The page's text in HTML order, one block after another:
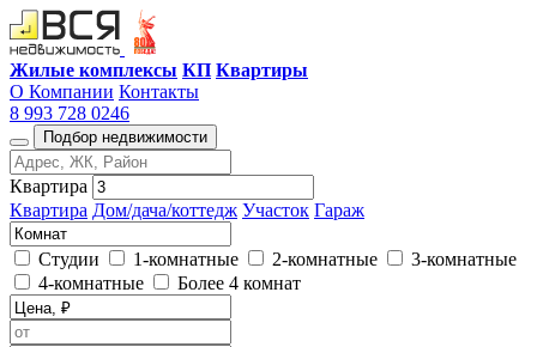
Жилые комплексы КП Квартиры
О Компании Контакты
8 993 728 0246
Подбор недвижимости
Квартира
Квартира Дом/дача/коттедж Участок Гараж
Студии 1-комнатные 2-комнатные
3-комнатные
4-комнатные
Более 4 комнат